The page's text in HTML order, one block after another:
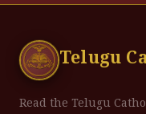
Telugu
Read the Telugu